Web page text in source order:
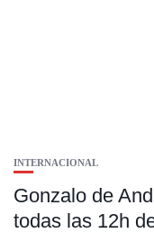
INTERNACIONAL
Gonzalo de
todas las 12h